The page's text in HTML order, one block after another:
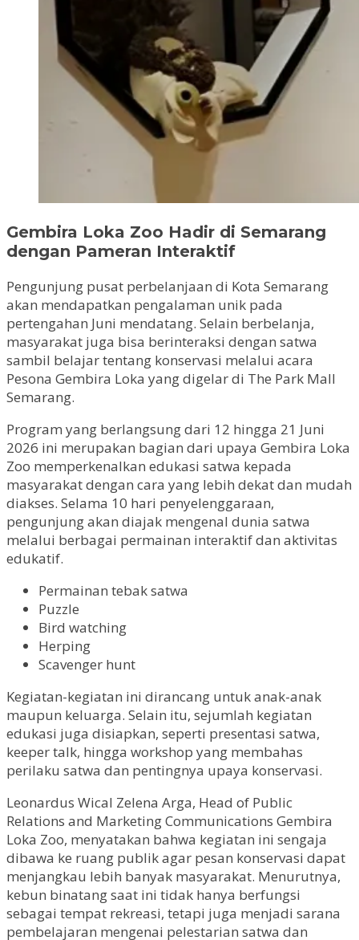
Gembira Loka Zoo Hadir di Semarang
dengan Pameran Interaktif
Pengunjung pusat perbelanjaan di Kota Semarang
akan mendapatkan pengalaman unik pada
pertengahan Juni mendatang. Selain berbelanja,
masyarakat juga bisa berinteraksi dengan satwa
sambil belajar tentang konservasi melalui acara
Pesona Gembira Loka yang digelar di The Park Mall
Semarang.
Program yang berlangsung dari 12 hingga 21 Juni
2026 ini merupakan bagian dari upaya Gembira Loka
Zoo memperkenalkan edukasi satwa kepada
masyarakat dengan cara yang lebih dekat dan mudah
diakses. Selama 10 hari penyelenggaraan,
pengunjung akan diajak mengenal dunia satwa
melalui berbagai permainan interaktif dan aktivitas
edukatif.
Permainan tebak satwa
Puzzle
Bird watching
Herping
Scavenger hunt
Kegiatan-kegiatan ini dirancang untuk anak-anak
maupun keluarga. Selain itu, sejumlah kegiatan
edukasi juga disiapkan, seperti presentasi satwa,
keeper talk, hingga workshop yang membahas
perilaku satwa dan pentingnya upaya konservasi.
Leonardus Wical Zelena Arga, Head of Public
Relations and Marketing Communications Gembira
Loka Zoo, menyatakan bahwa kegiatan ini sengaja
dibawa ke ruang publik agar pesan konservasi dapat
menjangkau lebih banyak masyarakat. Menurutnya,
kebun binatang saat ini tidak hanya berfungsi
sebagai tempat rekreasi, tetapi juga menjadi sarana
pembelajaran mengenai pelestarian satwa dan